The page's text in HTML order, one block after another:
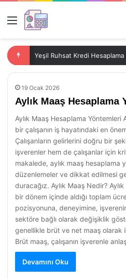
Menü
Yeşil Ruhsat Kredi
19 Ocak 2026
Aylık Maaş Hesaplama
Aylık Maaş Hesaplama Yöntemleri
bir çalışanın iş hayatındaki en
Çalışanların gelirlerini doğru bir
işverenler hem de çalışanlar için
makalede, aylık maaş hesaplama
düzenlemeler ve dikkat edilmesi
duracağız. Aylık Maaş Nedir?
bir dönem içinde aldığı toplam
pozisyonuna, deneyimine,
sektöre bağlı olarak değişiklik
genellikle brüt ve net maaş olarak
Brüt maaş, çalışanın işverenle
Devamını Oku